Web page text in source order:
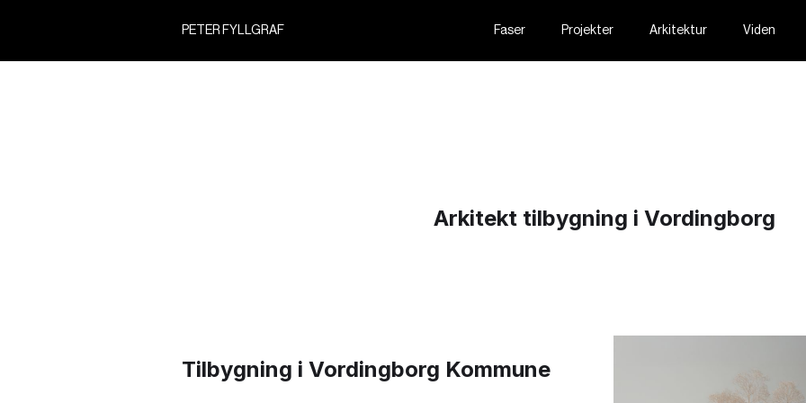
PETER FYLLGRAF Faser Projekter Arkitektur Viden
Arkitekt tilbygning i Vordingborg
Tilbygning i Vordingborg Kommune